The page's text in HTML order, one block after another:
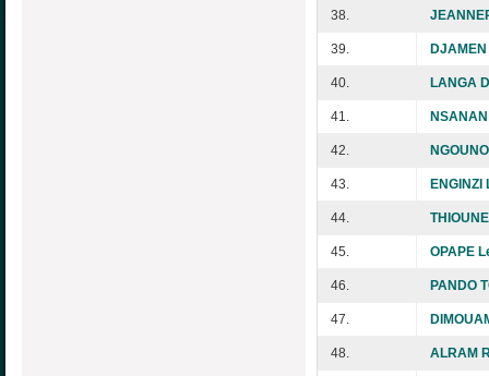
38.
39.
40. LANGA
41.
42.
43. ENGINZI
44.
45. OPAPE
46. PANDO
47.
48. ALRAM